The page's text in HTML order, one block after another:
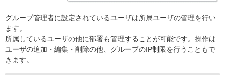
グループ管理者に設定されているユーザは所属ユーザの管理を行い
ます。
所属しているユーザの他に部署も管理することが可能です。操作は
ユーザの追加・編集・削除の他、グループのIP制限を行うこともで
きます。